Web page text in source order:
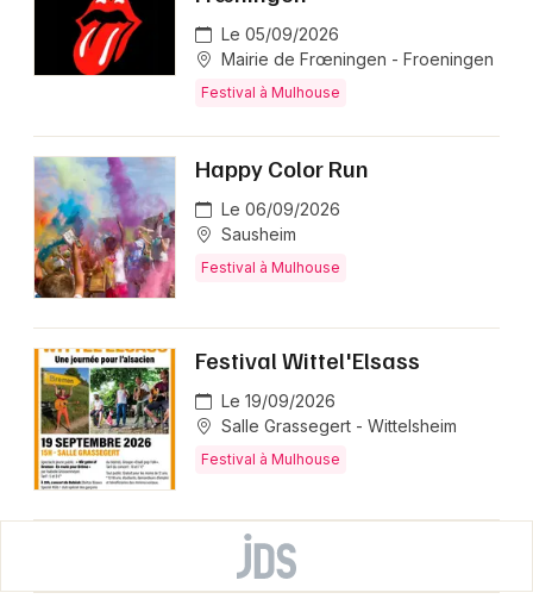
Le 05/09/2026
Mairie de Frœningen - Froeningen
Festival à Mulhouse
Happy Color Run
Le 06/09/2026
Sausheim
Festival à Mulhouse
Festival Wittel'Elsass
Le 19/09/2026
Salle Grassegert - Wittelsheim
Festival à Mulhouse